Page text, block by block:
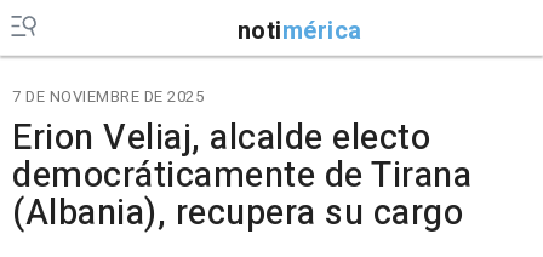
notimérica
7 DE NOVIEMBRE DE 2025
Erion Veliaj, alcalde electo
democráticamente de Tirana
(Albania), recupera su cargo